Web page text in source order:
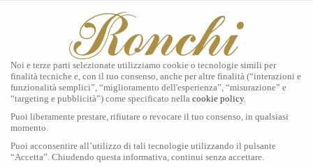
Tudor
Orologi
Secondo Polso
Noi e terze parti selezionate utilizziamo cookie o tecnologie simili per
finalità tecniche e, con il tuo consenso, anche per altre finalità (“interazioni e
funzionalità semplici”, “miglioramento dell'esperienza”, “misurazione” e
“targeting e pubblicità”) come specificato nella cookie policy.
Puoi liberamente prestare, rifiutare o revocare il tuo consenso, in qualsiasi
momento.
Puoi acconsentire all’utilizzo di tali tecnologie utilizzando il pulsante
“Accetta”. Chiudendo questa informativa, continui senza accettare.